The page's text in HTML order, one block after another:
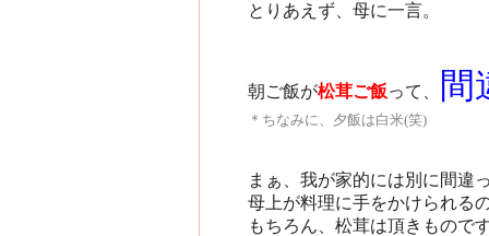
とりあえず、母に一言。
朝ご飯が松茸ご飯って、 間
＊ちなみに、夕飯は白米(笑)
まぁ、我が家的には別に間違
母上が料理に手をかけられる
もちろん、松茸は頂きもので